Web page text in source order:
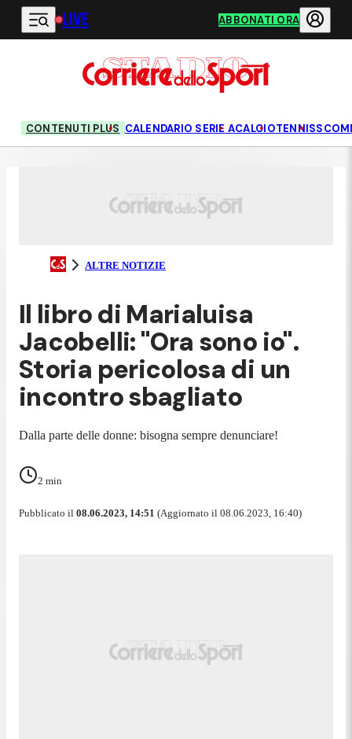
Vai al contenuto principale
LIVE ABBONATI ORA
CONTENUTI PLUS CALENDARIO SERIE ACALCIOTENNIS
ALTRE NOTIZIE
Il libro di Marialuisa
Jacobelli: "Ora sono io".
Storia pericolosa di un
incontro sbagliato
Dalla parte delle donne: bisogna sempre denunciare!
2 min
Pubblicato il 08.06.2023, 14:51 (Aggiornato il 08.06.2023, 16:40)